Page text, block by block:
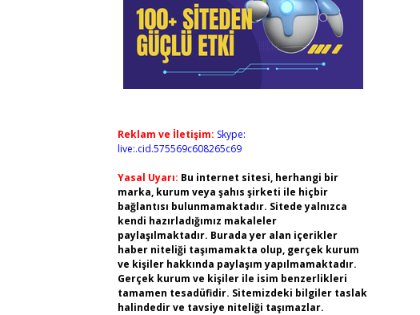
Reklam ve İletişim: Skype:
live:.cid.575569c608265c69
Yasal Uyarı: Bu internet sitesi, herhangi bir
marka, kurum veya şahıs şirketi ile hiçbir
bağlantısı bulunmamaktadır. Sitede yalnızca
kendi hazırladığımız makaleler
paylaşılmaktadır. Burada yer alan içerikler
haber niteliği taşımamakta olup, gerçek kurum
ve kişiler hakkında paylaşım yapılmamaktadır.
Gerçek kurum ve kişiler ile isim benzerlikleri
tamamen tesadüfidir. Sitemizdeki bilgiler taslak
halindedir ve tavsiye niteliği taşımazlar.